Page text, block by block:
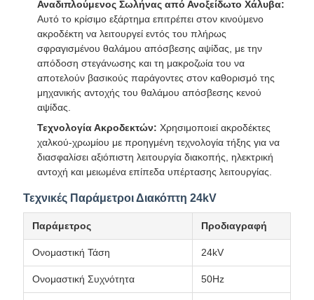
Αναδιπλούμενος Σωλήνας από Ανοξείδωτο Χάλυβα:
Αυτό το κρίσιμο εξάρτημα επιτρέπει στον κινούμενο
ακροδέκτη να λειτουργεί εντός του πλήρως
σφραγισμένου θαλάμου απόσβεσης αψίδας, με την
απόδοση στεγάνωσης και τη μακροζωία του να
αποτελούν βασικούς παράγοντες στον καθορισμό της
μηχανικής αντοχής του θαλάμου απόσβεσης κενού
αψίδας.
Τεχνολογία Ακροδεκτών: Χρησιμοποιεί ακροδέκτες
χαλκού-χρωμίου με προηγμένη τεχνολογία τήξης για να
διασφαλίσει αξιόπιστη λειτουργία διακοπής, ηλεκτρική
αντοχή και μειωμένα επίπεδα υπέρτασης λειτουργίας.
Τεχνικές Παράμετροι Διακόπτη 24kV
Παράμετρος Προδιαγραφή
Ονομαστική Τάση 24kV
Ονομαστική Συχνότητα 50Hz